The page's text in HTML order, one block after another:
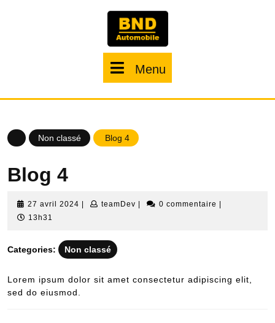
Menu
Non classé Blog 4
Blog 4
27 avril 2024 teamDev 0 commentaire
13h31
Categories: Non classé
Lorem ipsum dolor sit amet consectetur adipiscing elit,
sed do eiusmod.